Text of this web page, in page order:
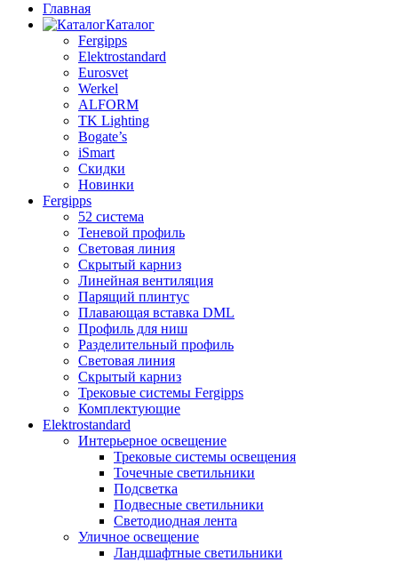
Главная
Каталог
Fergipps
Elektrostandard
Eurosvet
Werkel
ALFORM
TK Lighting
Bogate’s
iSmart
Скидки
Новинки
Fergipps
52 система
Теневой профиль
Световая линия
Скрытый карниз
Линейная вентиляция
Парящий плинтус
Плавающая вставка DML
Профиль для ниш
Разделительный профиль
Световая линия
Скрытый карниз
Трековые системы Fergipps
Комплектующие
Elektrostandard
Интерьерное освещение
Трековые системы освещения
Точечные светильники
Подсветка
Подвесные светильники
Светодиодная лента
Уличное освещение
Ландшафтные светильники